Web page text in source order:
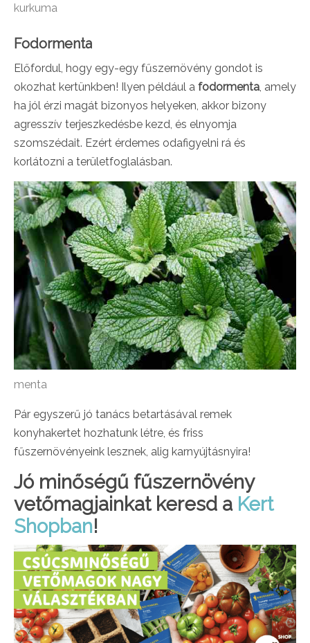
kurkuma
Fodormenta
Előfordul, hogy egy-egy fűszernövény gondot is
okozhat kertünkben! Ilyen például a fodormenta , amely
ha jól érzi magát bizonyos helyeken, akkor bizony
agresszív terjeszkedésbe kezd, és elnyomja
szomszédait. Ezért érdemes odafigyelni rá és
korlátozni a területfoglalásban.
menta
Pár egyszerű jó tanács betartásával remek
konyhakertet hozhatunk létre, és friss
fűszernövényeink lesznek, alig karnyújtásnyira!
Jó minőségű fűszernövény
vetőmagjainkat keresd a Kert
Shopban!